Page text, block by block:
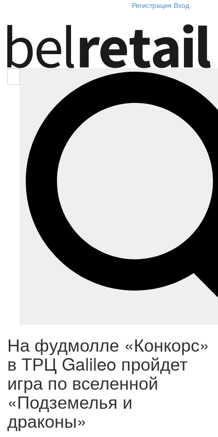
Регистрация Вход
На фудмолле «Конкорс»
в ТРЦ Galileo пройдет
игра по вселенной
«Подземелья и
драконы»